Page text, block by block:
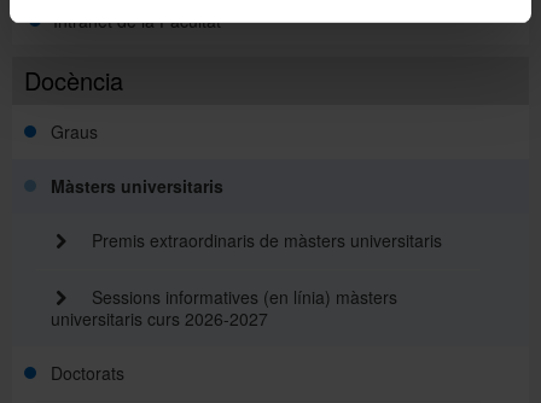
Docència
Graus
Màsters universitaris
Premis extraordinaris de màsters universitaris
Sessions informatives (en línia) màsters
universitaris curs 2026-2027
Doctorats
Intranet de la Facultat